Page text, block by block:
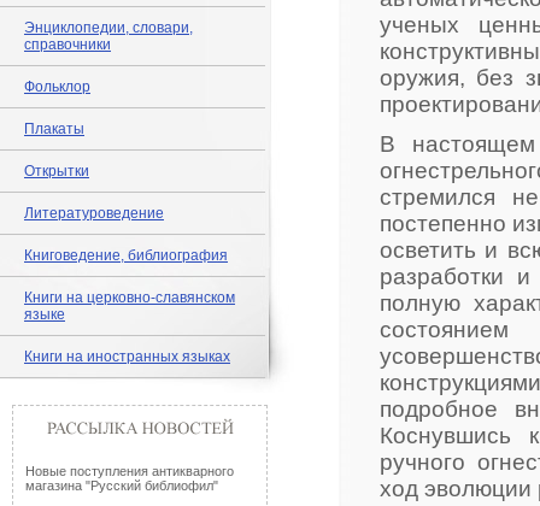
Энциклопедии, словари,
справочники
Фольклор
Плакаты
Открытки
Литературоведение
Книговедение, библиография
Книги на церковно-славянском
языке
Книги на иностранных языках
Новые поступления антикварного
магазина "Русский библиофил"
ученых
оружия, без
В настоящем
стремился
постепенно
осветить и
разработки
полную
подробное
Коснувшись
ручного
ход эволюции